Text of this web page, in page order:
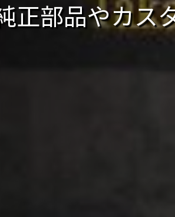
正部品やカス